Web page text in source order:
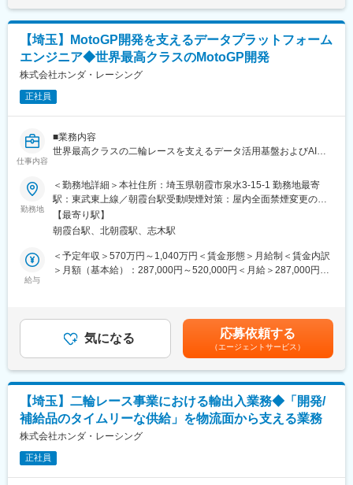
す。
担当エリアのマーケティング～販売契約獲得までを担当します。
営業活動に注力できる組織体制です。
【研修について】
▼中途導入研修：入社初日は人事部主催の中途導入研修を実施。
タウの経営理念や経営計画について学びます。
▼OJT（約1ヶ月）：商品知識、貿易業務を実務を通じて学びま
す。メーカー研修、会計研修有。隣に先輩社員がいるため、分か
▼フォローアップ研修：入社半年後、同時期に入社した中途メン
バーでの集合研修がございます。社長MTGやグループワークを実
施します。
切にしています。例えばマニュアル通りの育成カリキュラムでは
なく、一人ひとりに向き合った対応を心がけるなど、メンバーご
・手厚い福利厚生と充実した研修制度
・業界トップクラスのダメージカービジネス
変更の範囲：会社の定める業務
す。
【埼玉】MotoGP開発を支えるデータプラットフォーム
エンジニア◆世界最高クラスのMotoGP開発
株式会社ホンダ・レーシング
正社員
仕事内容
■業務内容
世界最高クラスの二輪レースを支えるデータ活用基盤およびAI活
タ、解析結果、技術文書、音声情報など、さまざまな情報を活用
し、エンジニアや現場担当者が必要な情報へ迅速にアクセスでき
る環境を構築します。AIを主役とするのではなく、人の思考や判
断を支援する道具として活用し、PoCに留まらない実運用可能な
システムへ発展させることを目指します。
■お任せする業務内容
す。
●業務システム・AI活用基盤の開発
検索システムやAI活用機能など、現場の意思決定を支援する業務
AWSやAzure等を活用し、開発現場で長期的に運用できるシステ
ム環境を構築します。
●現場展開と継続改善
利用者と対話しながら課題を整理し、小さく実装・改善を繰り返
しながら実運用システムとして育てます。
【開発ツール】
勤務地
＜勤務地詳細＞本社住所：埼玉県朝霞市泉水3-15-1 勤務地最寄
駅：東武東上線／朝霞台駅受動喫煙対策：屋内全面禁煙変更の範
囲：勤務地補足欄に記載
【最寄り駅】
朝霞台駅、北朝霞駅、志木駅
給与
＜予定年収＞570万円～1,040万円＜賃金形態＞月給制＜賃金内訳
＞月額（基本給）：287,000円～520,000円＜月給＞287,000円～
を通じて上下する可能性があります。月給(月額)は固定手当を含め
た表記です。気になる 応募依頼する
（エージェントサービス）
【埼玉】二輪レース事業における輸出入業務◆「開発/
補給品のタイムリーな供給」を物流面から支える業務
株式会社ホンダ・レーシング
正社員